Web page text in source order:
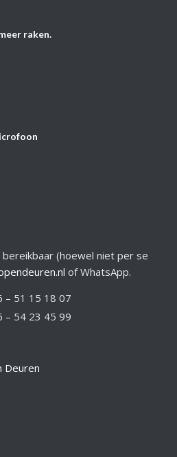
raken.
(hoewel niet per se
of WhatsApp.
– 51 15 18 07
– 54 23 45 99
Deuren